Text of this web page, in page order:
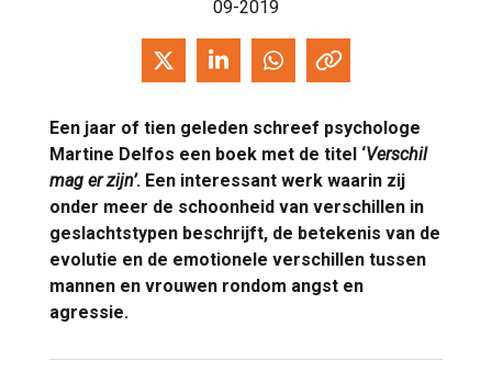
09-2019
Een jaar of tien geleden schreef psychologe
Martine Delfos een boek met de titel ‘Verschil
mag er zijn’. Een interessant werk waarin zij
onder meer de schoonheid van verschillen in
geslachtstypen beschrijft, de betekenis van de
evolutie en de emotionele verschillen tussen
mannen en vrouwen rondom angst en
agressie.